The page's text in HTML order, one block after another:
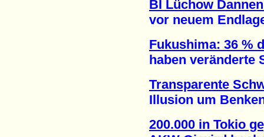
BI Lüchow
vor neuem
Fukushima: 36 %
haben veränderte
Transparente
Illusion um Benken
200.000 in Tokio